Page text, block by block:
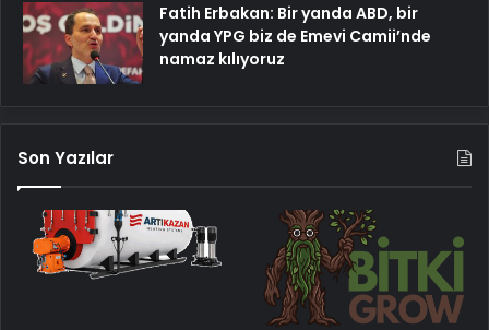
Fatih Erbakan: Bir yanda ABD, bir
yanda YPG biz de Emevi Camii’nde
namaz kılıyoruz
Son Yazılar